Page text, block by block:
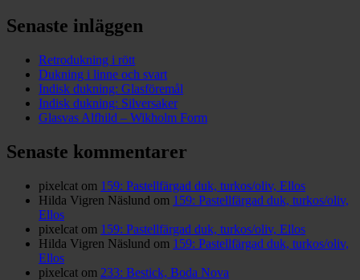
Senaste inläggen
Retrodukning i rött
Dukning i linne och svart
Indisk dukning: Glasföremål
Indisk dukning: Silversaker
Glasvas Alfhild – Wikholm Form
Senaste kommentarer
pixelcat om 159: Pastellfärgad duk, turkos/oliv, Ellos
Hilda Vigren Näslund om 159: Pastellfärgad duk, turkos/oliv,
Ellos
pixelcat om 159: Pastellfärgad duk, turkos/oliv, Ellos
Hilda Vigren Näslund om 159: Pastellfärgad duk, turkos/oliv,
Ellos
pixelcat om 233: Bestick, Boda Nova